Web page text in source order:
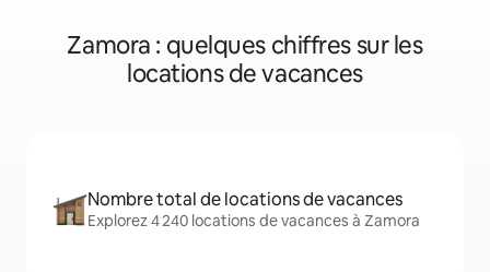
Zamora : quelques chiffres sur les
locations de vacances
Nombre total de locations de vacances
Explorez 4 240 locations de vacances à Zamora